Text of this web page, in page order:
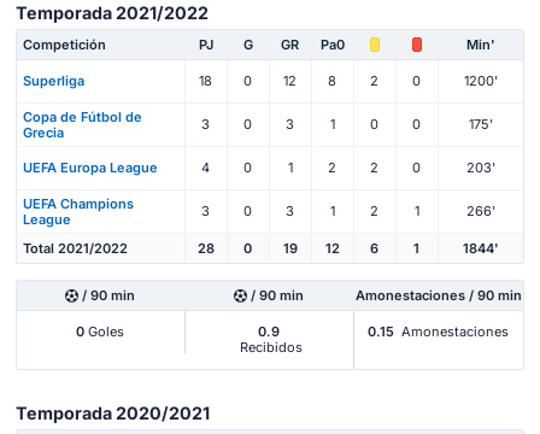
Temporada 2021/2022
Competición PJ G GR Pa0 Min'
Superliga 18 0 12 8 2 0 1200'
Copa de Fútbol de
Grecia
3 0 3 1 0 0 175'
UEFA Europa League 4 0 1 2 2 0 203'
UEFA Champions
League
3 0 3 1 2 1 266'
Total 2021/2022 28 0 19 12 6 1 1844'
/ 90 min / 90 min Amonestaciones / 90 min
0 Goles
0.9
Recibidos
0.15 Amonestaciones
Temporada 2020/2021